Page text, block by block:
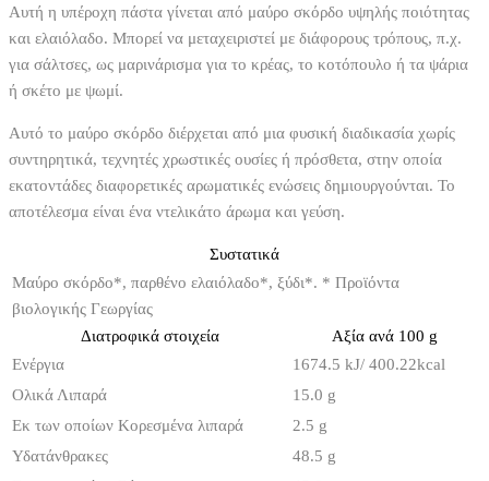
Αυτή η υπέροχη πάστα γίνεται από μαύρο σκόρδο υψηλής ποιότητας
και ελαιόλαδο. Μπορεί να μεταχειριστεί με διάφορους τρόπους, π.χ.
για σάλτσες, ως μαρινάρισμα για το κρέας, το κοτόπουλο ή τα ψάρια
ή σκέτο με ψωμί.
Αυτό το μαύρο σκόρδο διέρχεται από μια φυσική διαδικασία χωρίς
συντηρητικά, τεχνητές χρωστικές ουσίες ή πρόσθετα, στην οποία
εκατοντάδες διαφορετικές αρωματικές ενώσεις δημιουργούνται. Το
αποτέλεσμα είναι ένα ντελικάτο άρωμα και γεύση.
Συστατικά
Μαύρο σκόρδο*, παρθένο ελαιόλαδο*, ξύδι*. * Προϊόντα
βιολογικής Γεωργίας
Διατροφικά στοιχεία
Αξία ανά 100 g
Ενέργια
1674.5 kJ/ 400.22kcal
Ολικά Λιπαρά
15.0 g
Εκ των οποίων Κορεσμένα λιπαρά
2.5 g
Υδατάνθρακες
48.5 g